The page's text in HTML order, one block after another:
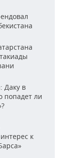
Даку в
попадет ли
к